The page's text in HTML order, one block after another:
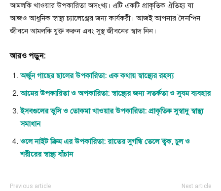
আমলকি খাওয়ার উপকারিতা অসংখ্য। এটি একটি প্রাকৃতিক ঐতিহ্য যা
আজও আধুনিক স্বাস্থ্য চ্যালেঞ্জের জন্য কার্যকরী। আজই আপনার দৈনন্দিন
জীবনে আমলকি যুক্ত করুন এবং সুস্থ জীবনের স্বাদ নিন।
আরও পড়ুন:
অর্জুন গাছের ছালের উপকারিতা: এক কথায় স্বাস্থ্যের রহস্য
আমের উপকারিতা ও অপকারিতা: স্বাস্থ্যের জন্য সতর্কতা ও সুষম ব্যবহার
ইসবগুলের ভুসি ও তোকমা খাওয়ার উপকারিতা: প্রাকৃতিক সুস্বাদু স্বাস্থ্য
সমাধান
ওলে নাইট ক্রিম এর উপকারিতা: রাতের সুগন্ধি তেলে ত্বক, চুল ও
শরীরের স্বাস্থ্য বাঁচান
Previous article Next article